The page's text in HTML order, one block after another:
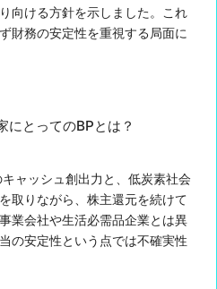
向ける方針を示しました。これ
財務の安定性を重視する局面に
にとってのBPとは？
ャッシュ創出力と、低炭素社会
取りながら、株主還元を続けて
業会社や生活必需品企業とは異
の安定性という点では不確実性